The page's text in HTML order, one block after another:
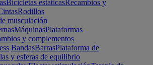
Bicicletas estáticasRecambios y
Rodillos
musculación
MáquinasPlataformas
y complementos
BandasBarrasPlataforma de
y esferas de equilibrio